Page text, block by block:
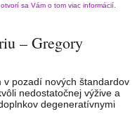
sa Vám o tom viac informácií.
– Gregory
v pozadí nových štandardov
nedostatočnej výžive a
degeneratívnymi